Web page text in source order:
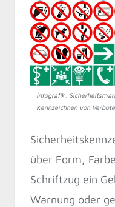
Infografik:
Kennzeichnen von
über Form,
Schriftzug ein
Warnung oder